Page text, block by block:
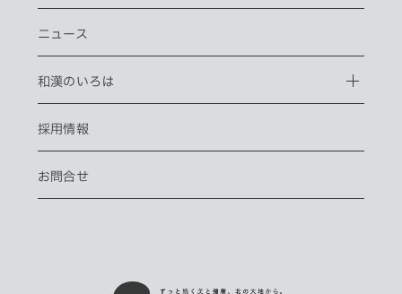
ニュース
和漢のいろは
採用情報
お問合せ